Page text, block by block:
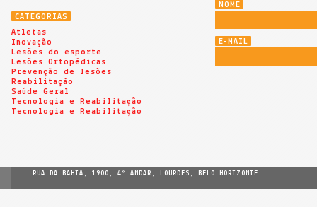
CATEGORIAS
Atletas
Inovação
Lesões do esporte
Lesões Ortopédicas
Prevenção de lesões
Reabilitação
Saúde Geral
Tecnologia e Reabilitação
Tecnologia e Reabilitação
NOME
E-MAIL
RUA DA BAHIA, 1900, 4º ANDAR, LOURDES, BELO HORIZONTE